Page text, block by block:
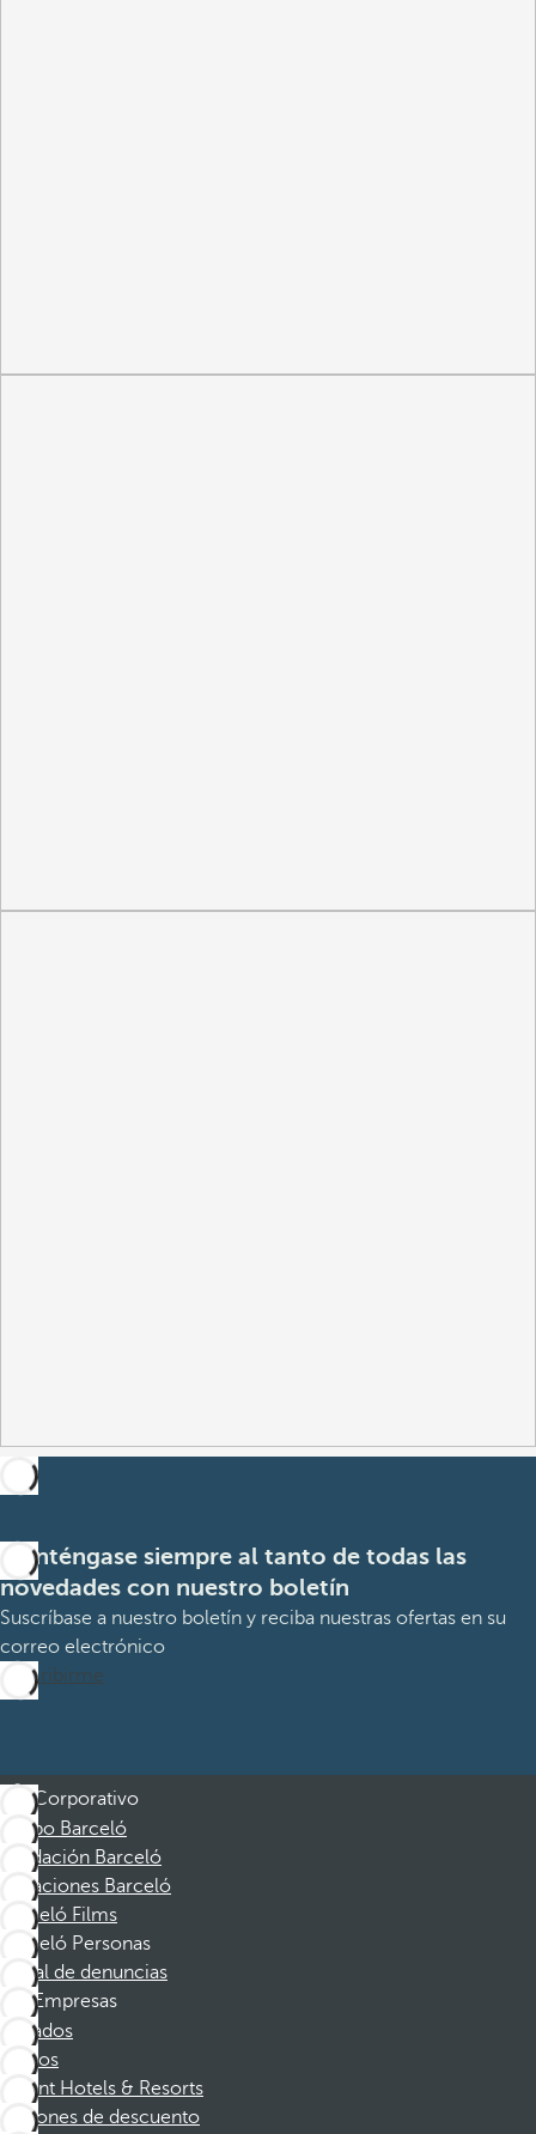
Manténgase siempre al tanto de todas las
novedades con nuestro boletín
Suscríbase a nuestro boletín y reciba nuestras ofertas en su
correo electrónico
Suscribirme
Corporativo
Grupo Barceló
Fundación Barceló
Vacaciones Barceló
Barceló Films
Barceló Personas
Canal de denuncias
Empresas
Afiliados
Socios
Dorint Hotels & Resorts
Cupones de descuento